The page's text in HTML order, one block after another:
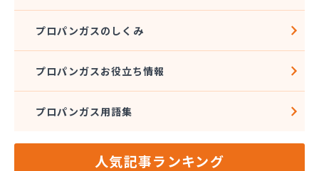
株式会社東親エルピーガス配送センター
株式会社藤田液化燃料
株式会社福冨
株式会社平松総合企画 プロパンガス部
株式会社別井商店
関彰商事株式会社 真岡LPガスセンター
岩谷産業株式会社 宇都宮支店
プロパンガスのしくみ
プロパンガスお役立ち情報
プロパンガス用語集
人気記事ランキング